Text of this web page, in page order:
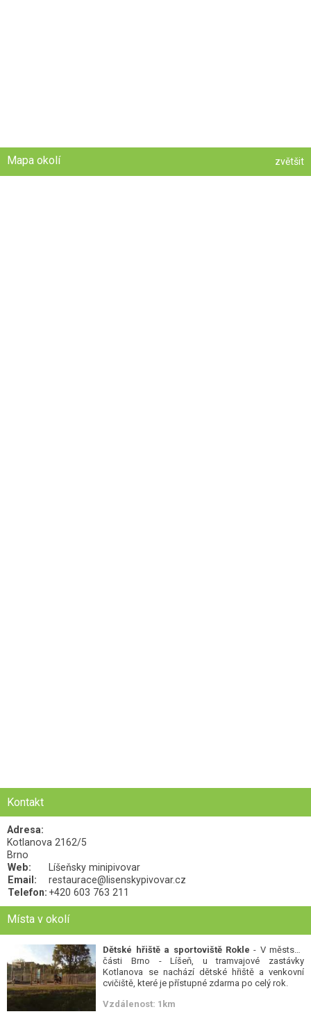
Mapa okolí zvětšit
Kontakt
Adresa:
Kotlanova 2162/5
Brno
Web:
Líšeňsky minipivovar
Email:
restaurace@lisenskypivovar.cz
Telefon: +420 603 763 211
Místa v okolí
Dětské hřiště a sportoviště Rokle - V městské
části Brno - Líšeň, u tramvajové zastávky
Kotlanova se nachází dětské hřiště a venkovní
cvičiště, které je přístupné zdarma po celý rok.
Vzdálenost: 1km